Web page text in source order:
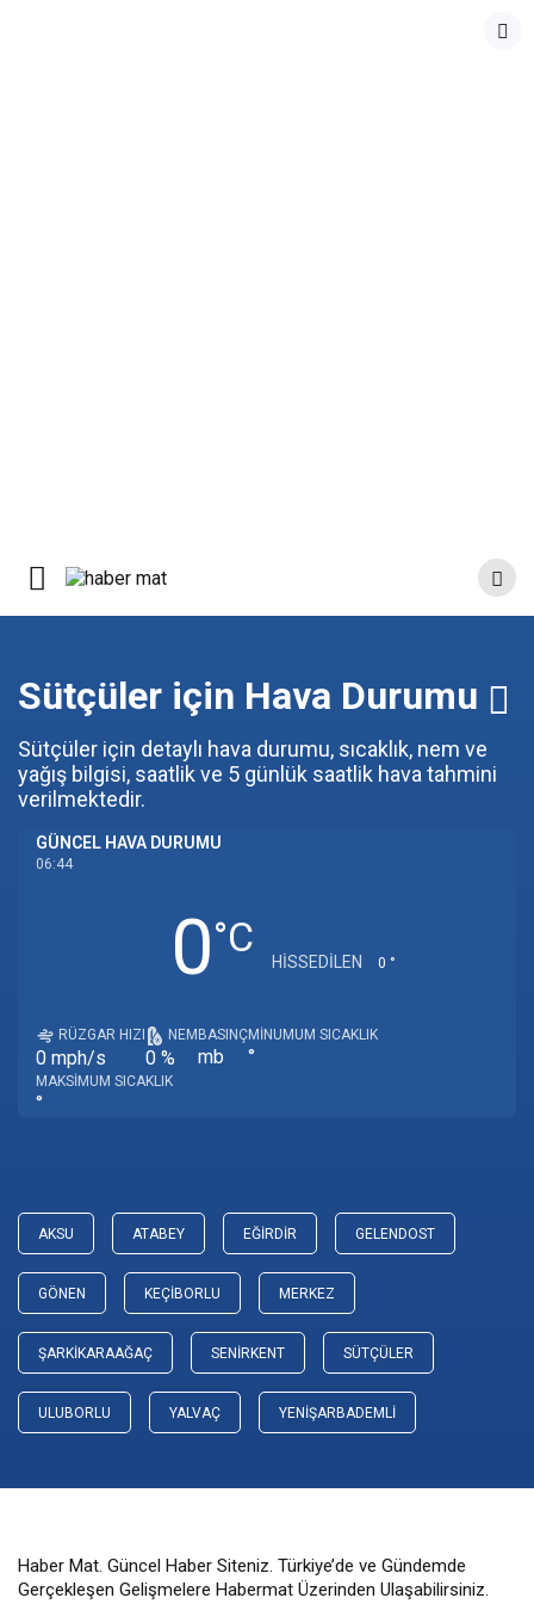
Sütçüler için Hava Durumu
Sütçüler için detaylı hava durumu, sıcaklık, nem ve
yağış bilgisi, saatlik ve 5 günlük saatlik hava tahmini
verilmektedir.
GÜNCEL HAVA DURUMU
06:44
0‎°C
HISSEDILEN 0 °
RÜZGAR HIZI
0 mph/s
NEM
0 %
BASINÇ
mb
MINUMUM SICAKLIK
°
MAKSIMUM SICAKLIK
°
AKSU ATABEY EĞIRDIR GELENDOST
GÖNEN KEÇIBORLU MERKEZ
ŞARKIKARAAĞAÇ SENIRKENT SÜTÇÜLER
ULUBORLU YALVAÇ YENIŞARBADEMLI
Haber Mat. Güncel Haber Siteniz. Türkiye’de ve Gündemde
Gerçekleşen Gelişmelere Habermat Üzerinden Ulaşabilirsiniz.